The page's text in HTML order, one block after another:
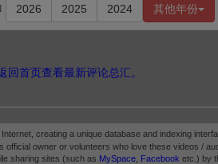
2026 2025 2024 其他年份
回首页查看最新评论总汇。
creating a unique database and indexing
owner or volunteers who love these videos /
sharing sites (such as MySpace Facebook etc.) by